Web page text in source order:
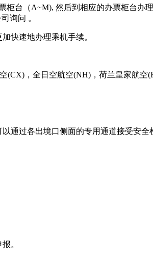
（A~M), 然后到相应的办票柜台办
询问 。
快速地办理乘机手续。
，全日空航空(NH)，荷兰皇家航空
过各出境口侧面的专用通道接受安全
。